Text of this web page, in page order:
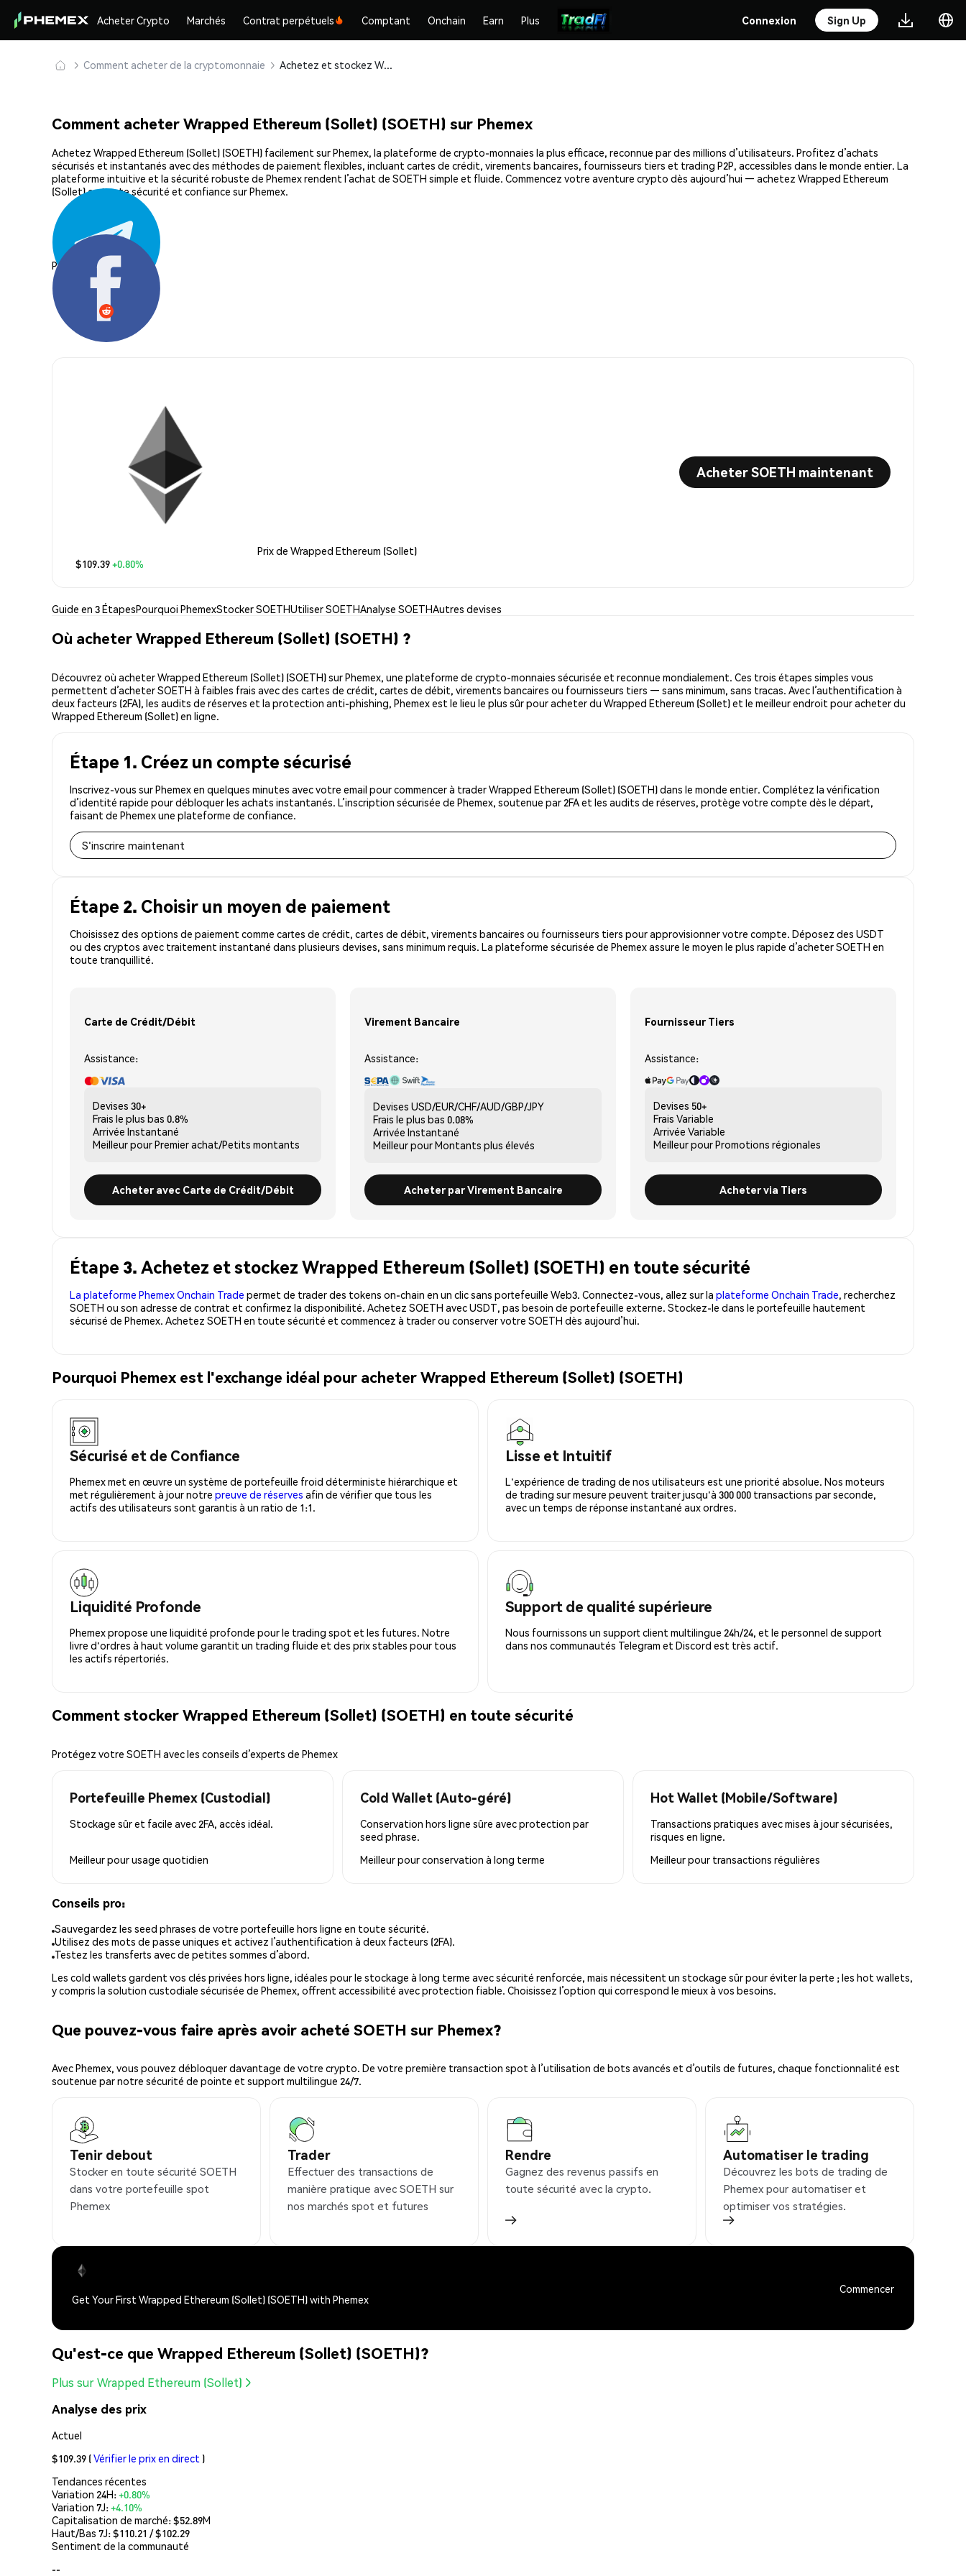
Acheter Crypto Marchés Contrat perpétuels Comptant Onchain Earn Plus Connexion Sign Up
Comment acheter de la cryptomonnaie Achetez et stockez Wrapped Ethereum (Sollet) (SOETH) en toute sécurité
Comment acheter Wrapped Ethereum (Sollet) (SOETH) sur Phemex
Achetez Wrapped Ethereum (Sollet) (SOETH) facilement sur Phemex, la plateforme de crypto-monnaies la plus efficace, reconnue par des millions d’utilisateurs. Profitez d’achats
sécurisés et instantanés avec des méthodes de paiement flexibles, incluant cartes de crédit, virements bancaires, fournisseurs tiers et trading P2P, accessibles dans le monde entier. La
plateforme intuitive et la sécurité robuste de Phemex rendent l’achat de SOETH simple et fluide. Commencez votre aventure crypto dès aujourd’hui — achetez Wrapped Ethereum
(Sollet) en toute sécurité et confiance sur Phemex.
Partager:
Prix de Wrapped Ethereum (Sollet)
$109.39+0.80%
Acheter SOETH maintenant
Guide en 3 ÉtapesPourquoi PhemexStocker SOETHUtiliser SOETHAnalyse SOETHAutres devises
Où acheter Wrapped Ethereum (Sollet) (SOETH) ?
Découvrez où acheter Wrapped Ethereum (Sollet) (SOETH) sur Phemex, une plateforme de crypto-monnaies sécurisée et reconnue mondialement. Ces trois étapes simples vous
permettent d’acheter SOETH à faibles frais avec des cartes de crédit, cartes de débit, virements bancaires ou fournisseurs tiers — sans minimum, sans tracas. Avec l’authentification à
deux facteurs (2FA), les audits de réserves et la protection anti-phishing, Phemex est le lieu le plus sûr pour acheter du Wrapped Ethereum (Sollet) et le meilleur endroit pour acheter du
Wrapped Ethereum (Sollet) en ligne.
Étape 1. Créez un compte sécurisé
Inscrivez-vous sur Phemex en quelques minutes avec votre email pour commencer à trader Wrapped Ethereum (Sollet) (SOETH) dans le monde entier. Complétez la vérification
d’identité rapide pour débloquer les achats instantanés. L’inscription sécurisée de Phemex, soutenue par 2FA et les audits de réserves, protège votre compte dès le départ,
faisant de Phemex une plateforme de confiance.
S'inscrire maintenant
Étape 2. Choisir un moyen de paiement
Choisissez des options de paiement comme cartes de crédit, cartes de débit, virements bancaires ou fournisseurs tiers pour approvisionner votre compte. Déposez des USDT
ou des cryptos avec traitement instantané dans plusieurs devises, sans minimum requis. La plateforme sécurisée de Phemex assure le moyen le plus rapide d’acheter SOETH en
toute tranquillité.
Carte de Crédit/Débit
Assistance:
Devises 30+
Frais le plus bas 0.8%
Arrivée Instantané
Meilleur pourPremier achat/Petits montants
Acheter avec Carte de Crédit/Débit
Virement Bancaire
Assistance:
Devises USD/EUR/CHF/AUD/GBP/JPY
Frais le plus bas 0.08%
Arrivée Instantané
Meilleur pourMontants plus élevés
Acheter par Virement Bancaire
Fournisseur Tiers
Assistance:
Devises 50+
Frais Variable
Arrivée Variable
Meilleur pourPromotions régionales
Acheter via Tiers
Étape 3. Achetez et stockez Wrapped Ethereum (Sollet) (SOETH) en toute sécurité
La plateforme Phemex Onchain Trade permet de trader des tokens on-chain en un clic sans portefeuille Web3. Connectez-vous, allez sur la plateforme Onchain Trade, recherchez
SOETH ou son adresse de contrat et confirmez la disponibilité. Achetez SOETH avec USDT, pas besoin de portefeuille externe. Stockez-le dans le portefeuille hautement
sécurisé de Phemex. Achetez SOETH en toute sécurité et commencez à trader ou conserver votre SOETH dès aujourd’hui.
Pourquoi Phemex est l'exchange idéal pour acheter Wrapped Ethereum (Sollet) (SOETH)
Sécurisé et de Confiance
Phemex met en œuvre un système de portefeuille froid déterministe hiérarchique et
met régulièrement à jour notre preuve de réserves afin de vérifier que tous les
actifs des utilisateurs sont garantis à un ratio de 1:1.
Lisse et Intuitif
L'expérience de trading de nos utilisateurs est une priorité absolue. Nos moteurs
de trading sur mesure peuvent traiter jusqu'à 300 000 transactions par seconde,
avec un temps de réponse instantané aux ordres.
Liquidité Profonde
Phemex propose une liquidité profonde pour le trading spot et les futures. Notre
livre d'ordres à haut volume garantit un trading fluide et des prix stables pour tous
les actifs répertoriés.
Support de qualité supérieure
Nous fournissons un support client multilingue 24h/24, et le personnel de support
dans nos communautés Telegram et Discord est très actif.
Comment stocker Wrapped Ethereum (Sollet) (SOETH) en toute sécurité
Protégez votre SOETH avec les conseils d’experts de Phemex
Portefeuille Phemex (Custodial)
Stockage sûr et facile avec 2FA, accès idéal.
Meilleur pourusage quotidien
Cold Wallet (Auto-géré)
Conservation hors ligne sûre avec protection par
seed phrase.
Meilleur pourconservation à long terme
Hot Wallet (Mobile/Software)
Transactions pratiques avec mises à jour sécurisées,
risques en ligne.
Meilleur pour transactions régulières
Conseils pro:
Sauvegardez les seed phrases de votre portefeuille hors ligne en toute sécurité.
Utilisez des mots de passe uniques et activez l’authentification à deux facteurs (2FA).
Testez les transferts avec de petites sommes d’abord.
Les cold wallets gardent vos clés privées hors ligne, idéales pour le stockage à long terme avec sécurité renforcée, mais nécessitent un stockage sûr pour éviter la perte ; les hot wallets,
y compris la solution custodiale sécurisée de Phemex, offrent accessibilité avec protection fiable. Choisissez l’option qui correspond le mieux à vos besoins.
Que pouvez-vous faire après avoir acheté SOETH sur Phemex?
Avec Phemex, vous pouvez débloquer davantage de votre crypto. De votre première transaction spot à l’utilisation de bots avancés et d’outils de futures, chaque fonctionnalité est
soutenue par notre sécurité de pointe et support multilingue 24/7.
Tenir debout
Stocker en toute sécurité SOETH
dans votre portefeuille spot
Phemex
Trader
Effectuer des transactions de
manière pratique avec SOETH sur
nos marchés spot et futures
Rendre
Gagnez des revenus passifs en
toute sécurité avec la crypto.
Automatiser le trading
Découvrez les bots de trading de
Phemex pour automatiser et
optimiser vos stratégies.
Get Your First Wrapped Ethereum (Sollet) (SOETH) with Phemex
Commencer
Qu'est-ce que Wrapped Ethereum (Sollet) (SOETH)?
Plus sur Wrapped Ethereum (Sollet)
Analyse des prix
Actuel
$109.39 (Vérifier le prix en direct )
Tendances récentes
Variation 24H:+0.80%
Variation 7J:+4.10%
Capitalisation de marché:$52.89M
Haut/Bas 7J: $110.21 / $102.29
Sentiment de la communauté
--